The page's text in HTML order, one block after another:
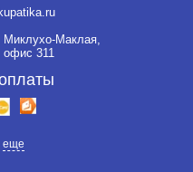
Миклухо-Маклая,
311
еще